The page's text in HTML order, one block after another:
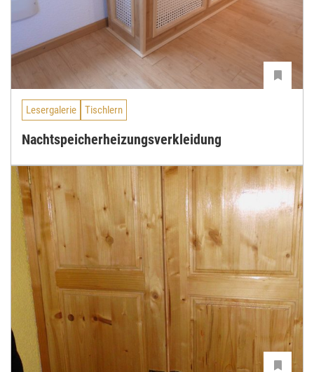
Lesergalerie Tischlern
Nachtspeicherheizungsverkleidung